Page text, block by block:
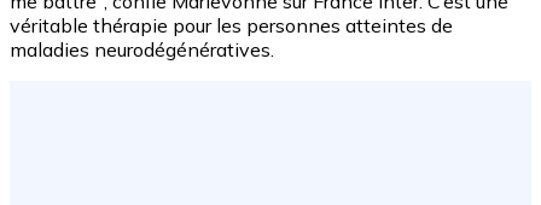
véritable thérapie pour les personnes atteintes de
maladies neurodégénératives.